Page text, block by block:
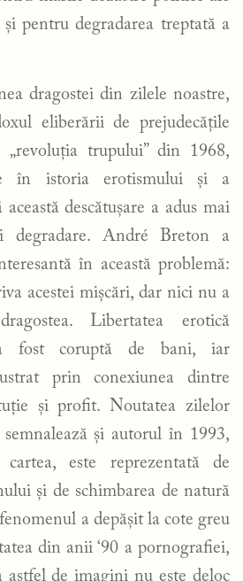
pentru degradarea treptată a
dragostei din zilele noastre,
eliberării de prejudecățile
„revoluția trupului” din 1968,
în istoria erotismului și a
descătușare a adus mai
degradare. André Breton a
în această problemă:
acestei mișcări, dar nici nu a
Libertatea erotică
fost coruptă de bani, iar
prin conexiunea dintre
și profit. Noutatea zilelor
și autorul în 1993,
este reprezentată de
și de schimbarea de natură
a depășit la cote greu
din anii ‘90 a pornografiei,
astfel de imagini nu este deloc